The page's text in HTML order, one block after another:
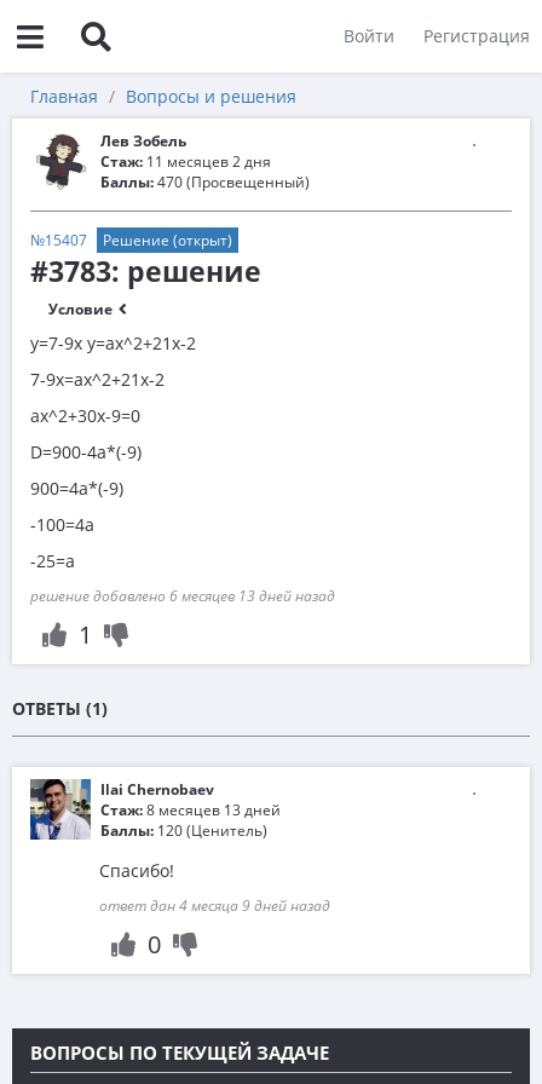
Войти Регистрация
Главная Вопросы и решения
Лев Зобель
Стаж: 11 месяцев 2 дня
Баллы:470 (Просвещенный)
№15407 Решение (открыт)
#3783: решение
Условие
y=7-9x y=ax^2+21x-2
7-9x=ax^2+21x-2
ax^2+30x-9=0
D=900-4a*(-9)
900=4a*(-9)
-100=4a
-25=a
решение добавлено 6 месяцев 13 дней назад
1
ОТВЕТЫ (1)
Ilai Chernobaev
Стаж:8 месяцев 13 дней
Баллы: 120 (Ценитель)
Спасибо!
ответ дан 4 месяца 9 дней назад
0
ВОПРОСЫ ПО ТЕКУЩЕЙ ЗАДАЧЕ